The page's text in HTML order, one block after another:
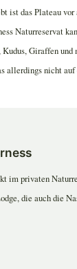
ist das Plateau
Naturreservat
Giraffen und
allerdings nicht
im privaten
die auch die